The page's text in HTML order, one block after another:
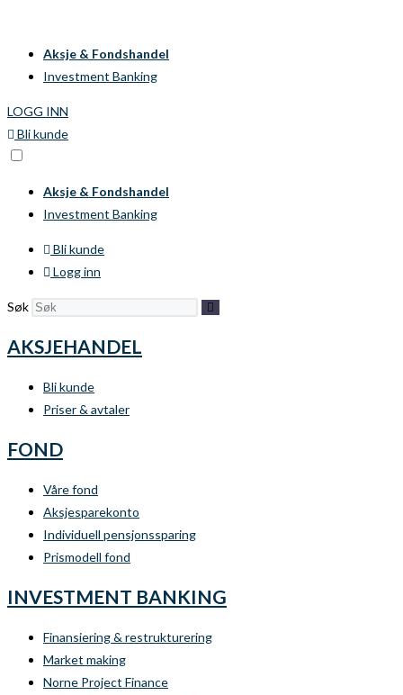
content
Aksje & Fondshandel
Investment Banking
LOGG INN
Bli kunde
Aksje & Fondshandel
Investment Banking
Bli kunde
Logg inn
Søk
AKSJEHANDEL
Bli kunde
Priser & avtaler
FOND
Våre fond
Aksjesparekonto
Individuell pensjonssparing
Prismodell fond
INVESTMENT BANKING
Finansiering & restrukturering
Market making
Norne Project Finance